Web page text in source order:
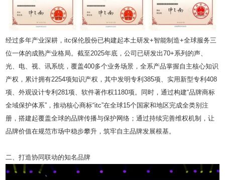
经过多年产业深耕，itc保伦股份已构建起本土研发+智能制造+全球服务三
位一体的成熟产业格局。截至2025年底，公司已研发出70+系列的声、
光、电、视、讯系统，覆盖400多个业务场景，全系产品掌握自主核心知识
产权，累计拥有2254项知识产权，其中发明专利385项、实用新型专利408
项、外观设计专利281项、软件著作权1180项。同时，通过构建“品牌商标
全域保护体系”，推动核心商标“itc”在全球15个国家和地区完成全类别注
册，搭建起覆盖全球的品牌传播与保护网络；通过持续完善维权机制，让
品牌价值在规范市场中稳步攀升，筑牢自主品牌发展根基。
二、打造协同联动的知名品牌